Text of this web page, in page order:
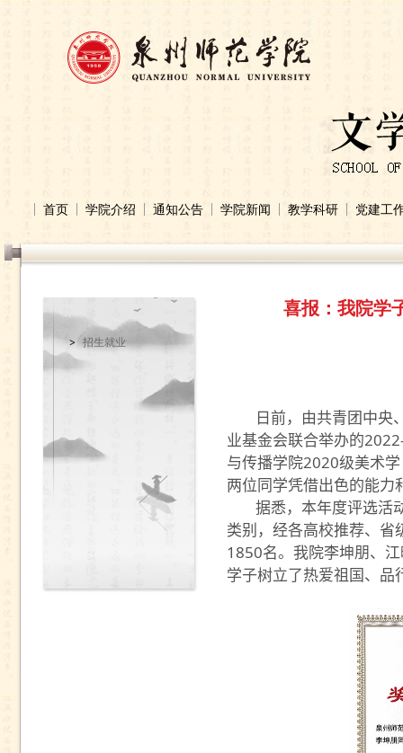
首页 学院介绍 通知公告 学院新闻 教学科研 党建工
招生就业
喜报：我院学
日前，由共青团中央
业基金会联合举办的
与传播学院2020级美术
两位同学凭借出色的能力
据悉，本年度评选活
类别，经各高校推荐、省
1850名。我院李坤朋、
学子树立了热爱祖国、品